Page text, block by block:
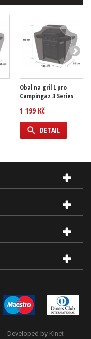
Obal na gril L pro
Campingaz 3 Series
1 199 Kč
DETAIL
Developed by Kinet